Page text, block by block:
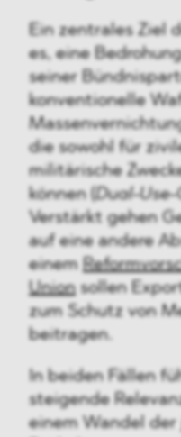
Ein zentrales Ziel
es, eine
seiner
konventionelle
die sowohl für
militärische
können (
Dual-
Verstärkt gehen
auf eine andere
einem
Unionsollen
zum Schutz von
beitragen.
In beiden Fällen
steigende
einem Wandel